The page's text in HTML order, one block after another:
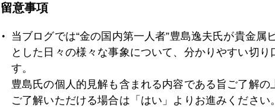
2007年12月13日
2007年12月12日
留意事項
当ブログでは“金の国内第一人者”豊島逸夫氏が貴金属
とした日々の様々な事象について、分かりやすい切り
す。
豊島氏の個人的見解も含まれる内容である旨ご了解の
ご了解いただける場合は「はい」よりお進みください。